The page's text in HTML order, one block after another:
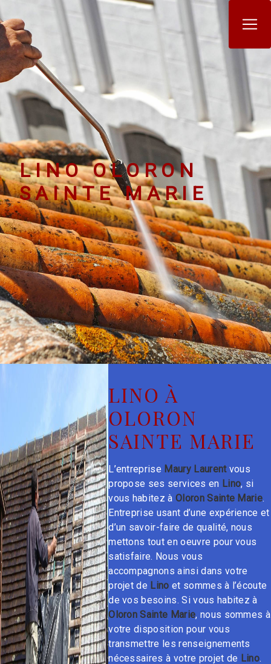
LINO OLORON
SAINTE MARIE
LINO À
OLORON
SAINTE MARIE
L’entreprise Maury Laurentvous
propose ses services en Lino, si
vous habitez à Oloron Sainte Marie.
Entreprise usant d’une expérience et
d’un savoir-faire de qualité, nous
mettons tout en oeuvre pour vous
satisfaire. Nous vous
accompagnons ainsi dans votre
projet de Lino et sommes à l’écoute
de vos besoins. Si vous habitez à
Oloron Sainte Marie, nous sommes à
votre disposition pour vous
transmettre les renseignements
nécessaires à votre projet de Lino.
Panneau de gestion des cookies